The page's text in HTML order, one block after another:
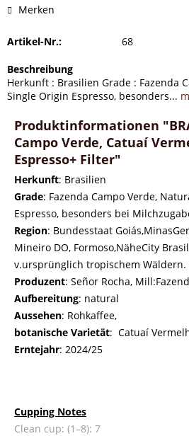
Merken
Artikel-Nr.: 68
Beschreibung
Herkunft : Brasilien Grade : Fazenda
Single Origin Espresso, besonders...
Produktinformationen
Campo Verde, Catuaí
Espresso+ Filter"
Herkunft: Brasilien
Grade: Fazenda Campo Verde,
Espresso, besonders bei
Region: Bundesstaat
Mineiro DO, Formoso,NäheCity
v.ursprünglich tropischem Wäldern.
Produzent: Señor Rocha,
Aufbereitung: natural
Aussehen: Rohkaffee,
botanische Varietät: Catuaí
Erntejahr: 2024/25
Cupping Notes
Clean cup: (1–8): 7